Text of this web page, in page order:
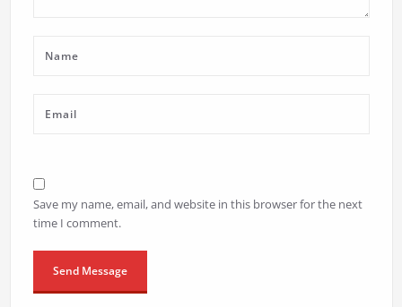
Save my name, email, and website in this browser for the next
time I comment.